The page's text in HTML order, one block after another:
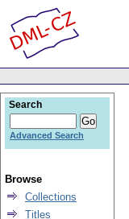
Search
Advanced Search
Browse
Collections
Titles